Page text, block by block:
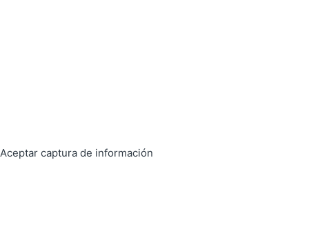
Aceptar captura de información